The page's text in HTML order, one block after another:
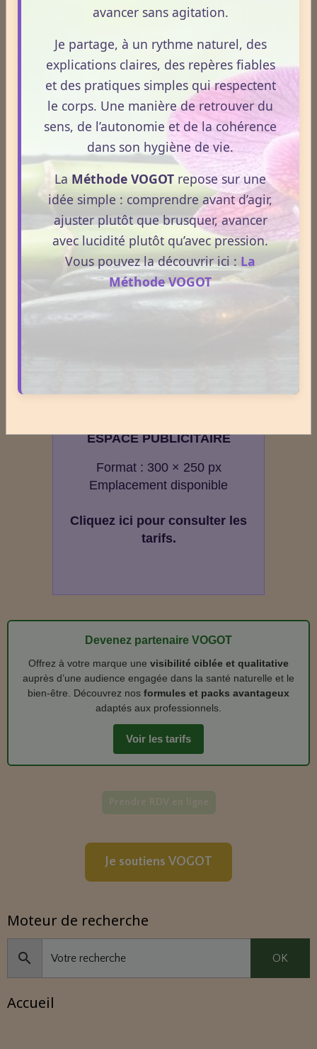
humide, venteuse, quelle est la profession exercée et
Ne pas tenir compte de tous ces éléments serait faire
de la médecine symptômatique, mais en aucune
manière une analyse sérieuse permettant de
comprendre la personne dans son fonctionnement
interne et dans ses interdépendances avec son
environnement.
Nous retrouverons naturellement ce principe de
traitement en auriculothérapie, en réflexologie
plantaire ou palmaire ou encore en Mian Xiang
(technique ancestrale chinoise de massage du visage).
PartagerFacebook
X Email
ESPACE PUBLICITAIRE
Format : 300 × 250 px
Emplacement disponible
Cliquez ici pour consulter les
tarifs.
Devenez partenaire VOGOT
Offrez à votre marque une visibilité ciblée et qualitative
auprès d’une audience engagée dans la santé naturelle et le
bien‑être. Découvrez nos formules et packs avantageux
adaptés aux professionnels.
Voir les tarifs
Je soutiens VOGOT
Moteur de recherche
OK
Accueil
avancer sans agitation.
Je partage, à un rythme naturel, des
explications claires, des repères fiables
et des pratiques simples qui respectent
le corps. Une manière de retrouver du
sens, de l’autonomie et de la cohérence
dans son hygiène de vie.
La Méthode VOGOT repose sur une
idée simple : comprendre avant d’agir,
ajuster plutôt que brusquer, avancer
avec lucidité plutôt qu’avec pression.
Vous pouvez la découvrir ici : La
Méthode VOGOT